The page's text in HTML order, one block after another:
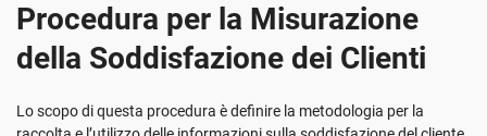
ISO 27001
Risorse gratuite
Procedura per la Misurazione
della Soddisfazione dei Clienti
Lo scopo di questa procedura è definire la metodologia per la